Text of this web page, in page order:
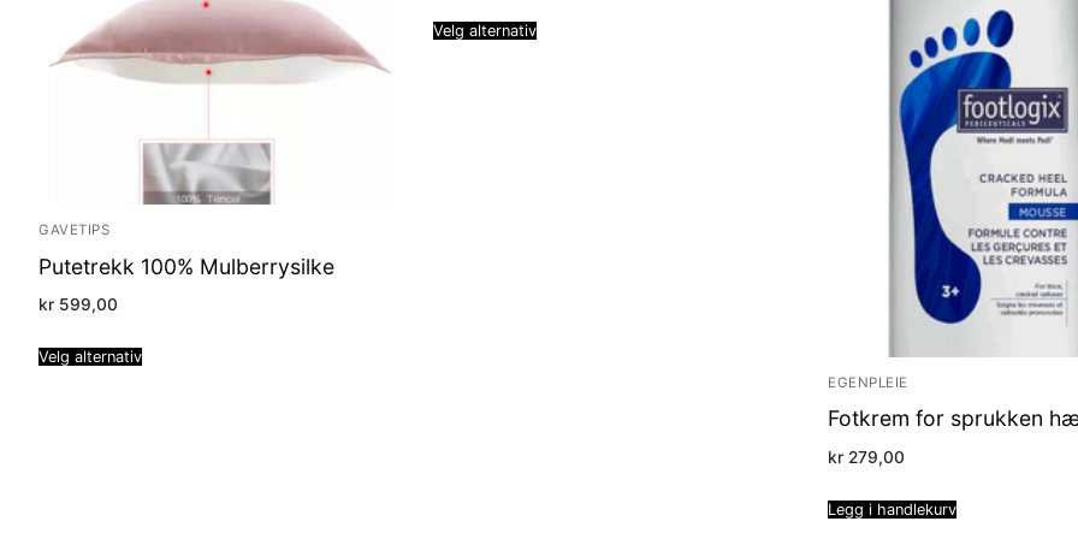
GAVETIPS
Putetrekk 100% Mulberrysilke
kr 599,00
Velg alternativ
Velg alternativ
EGENPLEIE
Fotkrem for sprukken
kr 279,00
Legg i handlekurv